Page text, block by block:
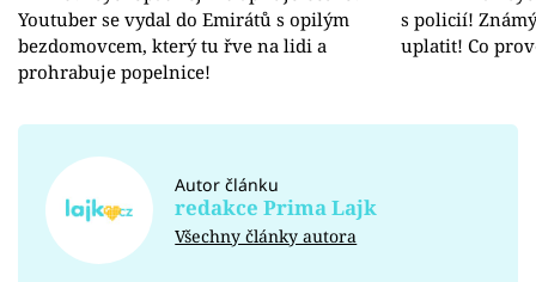
Youtuber se vydal do Emirátů s opilým
bezdomovcem, který tu řve na lidi a
prohrabuje popelnice!
s policií!
uplatit! Co
Autor článku
redakce Prima Lajk
Všechny články autora